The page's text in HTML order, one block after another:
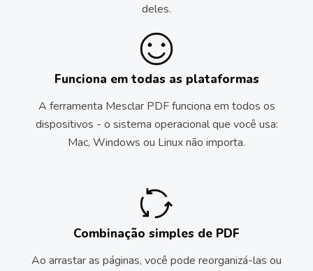
deles.
Funciona em todas as plataformas
A ferramenta Mesclar PDF funciona em todos os
dispositivos - o sistema operacional que você usa:
Mac, Windows ou Linux não importa.
Combinação simples de PDF
Ao arrastar as páginas, você pode reorganizá-las ou